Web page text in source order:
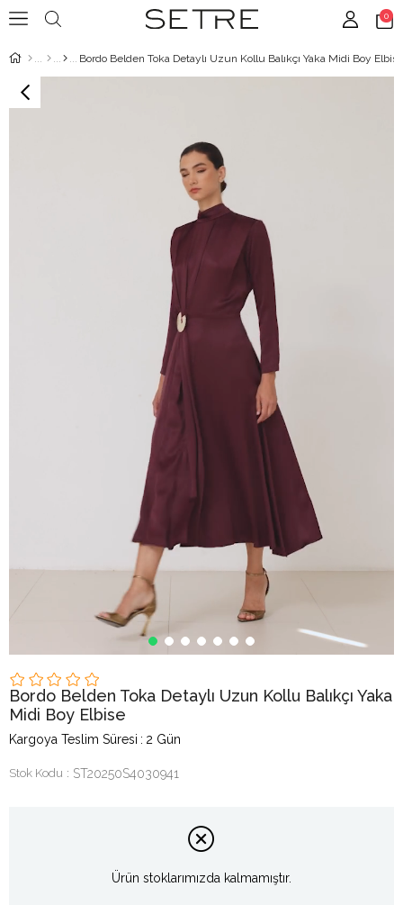
0
Bordo Belden Toka Detaylı Uzun Kollu Balıkçı Yaka Midi Boy Elbise
Bordo Belden Toka Detaylı Uzun Kollu Balıkçı Yaka
Midi Boy Elbise
Kargoya Teslim Süresi : 2 Gün
Stok Kodu ST20250S4030941
Ürün stoklarımızda kalmamıştır.